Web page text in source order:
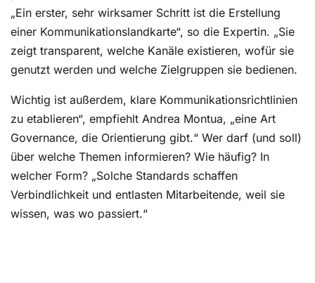
„Ein erster, sehr wirksamer Schritt ist die Erstellung
einer Kommunikationslandkarte“, so die Expertin. „Sie
zeigt transparent, welche Kanäle existieren, wofür sie
genutzt werden und welche Zielgruppen sie bedienen.
Wichtig ist außerdem, klare Kommunikationsrichtlinien
zu etablieren“, empfiehlt Andrea Montua, „eine Art
Governance, die Orientierung gibt.“ Wer darf (und soll)
über welche Themen informieren? Wie häufig? In
welcher Form? „Solche Standards schaffen
Verbindlichkeit und entlasten Mitarbeitende, weil sie
wissen, was wo passiert.“